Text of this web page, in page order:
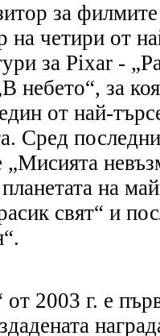
за
на четири от
за Pixar -
небето“, за
от най-
Сред
„Мисията
на
свят“ и
от 2003 г. е